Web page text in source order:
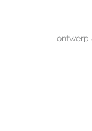
ontwerp